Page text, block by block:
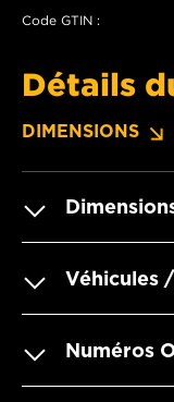
Code GTIN :
Détails
DIMENSIONS
Véhicules
Numéros